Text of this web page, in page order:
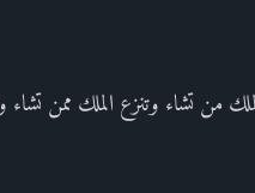
من تشاء وتنزع الملك ممن